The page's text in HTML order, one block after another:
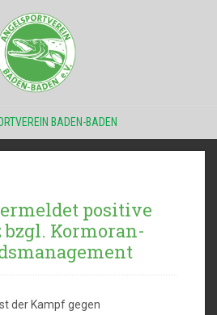
BADEN-BADEN
positive
bzgl. Kormoran-
der Kampf gegen